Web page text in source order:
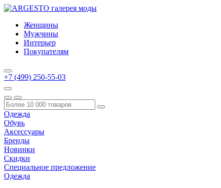
Женщины
Мужчины
Интерьер
Покупателям
+7 (499) 250-55-03
Одежда
Обувь
Аксессуары
Бренды
Новинки
Скидки
Специальное предложение
Одежда